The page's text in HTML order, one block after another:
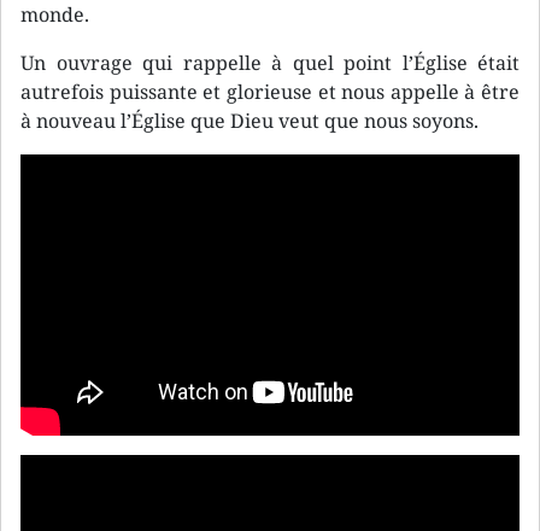
monde.
Un ouvrage qui rappelle à quel point l’Église était
autrefois puissante et glorieuse et nous appelle à être
à nouveau l’Église que Dieu veut que nous soyons.